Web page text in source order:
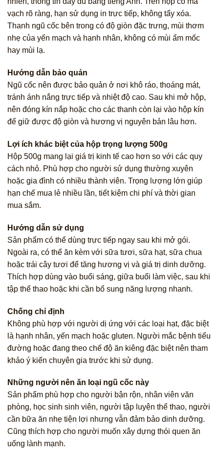
vạch rõ ràng, hạn sử dụng in trực tiếp, không tẩy xóa.
Thanh ngũ cốc bên trong có độ giòn đặc trưng, mùi thơm
nhẹ của yến mạch và hạnh nhân, không có mùi ẩm mốc
hay mùi lạ.
Hướng dẫn bảo quản
Ngũ cốc nên được bảo quản ở nơi khô ráo, thoáng mát,
tránh ánh nắng trực tiếp và nhiệt độ cao. Sau khi mở hộp,
nên đóng kín nắp hoặc cho các thanh còn lại vào hộp kín
để giữ được độ giòn và hương vị nguyên bản lâu hơn.
Lợi ích khác biệt của hộp trọng lượng 500g
Hộp 500g mang lại giá trị kinh tế cao hơn so với các quy
cách nhỏ. Phù hợp cho người sử dụng thường xuyên
hoặc gia đình có nhiều thành viên. Trọng lượng lớn giúp
hạn chế mua lẻ nhiều lần, tiết kiệm chi phí và thời gian
mua sắm.
Hướng dẫn sử dụng
Sản phẩm có thể dùng trực tiếp ngay sau khi mở gói.
Ngoài ra, có thể ăn kèm với sữa tươi, sữa hạt, sữa chua
hoặc trái cây tươi để tăng hương vị và giá trị dinh dưỡng.
Thích hợp dùng vào buổi sáng, giữa buổi làm việc, sau khi
tập thể thao hoặc khi cần bổ sung năng lượng nhanh.
Chống chỉ định
Không phù hợp với người dị ứng với các loại hạt, đặc biệt
là hạnh nhân, yến mạch hoặc gluten. Người mắc bệnh tiểu
đường hoặc đang theo chế độ ăn kiêng đặc biệt nên tham
khảo ý kiến chuyên gia trước khi sử dụng.
Những người nên ăn loại ngũ cốc này
Sản phẩm phù hợp cho người bận rộn, nhân viên văn
phòng, học sinh sinh viên, người tập luyện thể thao, người
cần bữa ăn nhẹ tiện lợi nhưng vẫn đảm bảo dinh dưỡng.
Cũng thích hợp cho người muốn xây dựng thói quen ăn
uống lành mạnh.